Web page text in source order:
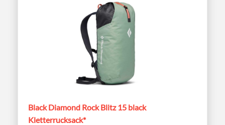
Black Diamond Rock Blitz 15 black
Kletterrucksack*